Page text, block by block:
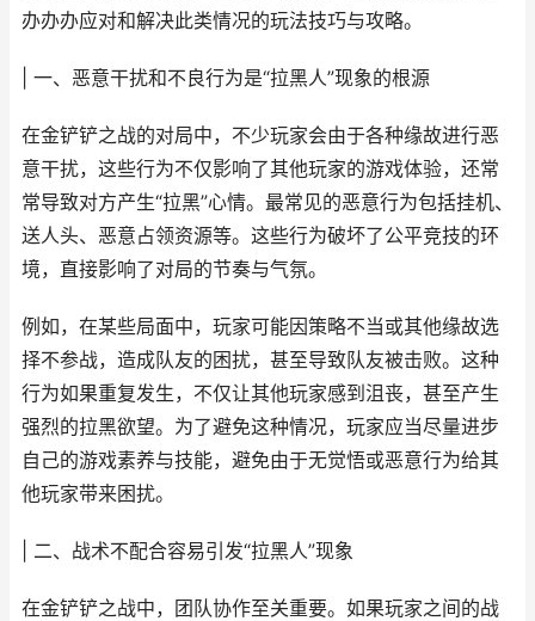
办办办应对和解决此类情况的玩法技巧与攻略。
| 一、恶意干扰和不良行为是“拉黑人”现象的根源
在金铲铲之战的对局中，不少玩家会由于各种缘故进行恶
意干扰，这些行为不仅影响了其他玩家的游戏体验，还常
常导致对方产生“拉黑”心情。最常见的恶意行为包括挂机、
送人头、恶意占领资源等。这些行为破坏了公平竞技的环
境，直接影响了对局的节奏与气氛。
例如，在某些局面中，玩家可能因策略不当或其他缘故选
择不参战，造成队友的困扰，甚至导致队友被击败。这种
行为如果重复发生，不仅让其他玩家感到沮丧，甚至产生
强烈的拉黑欲望。为了避免这种情况，玩家应当尽量进步
自己的游戏素养与技能，避免由于无觉悟或恶意行为给其
他玩家带来困扰。
| 二、战术不配合容易引发“拉黑人”现象
在金铲铲之战中，团队协作至关重要。如果玩家之间的战